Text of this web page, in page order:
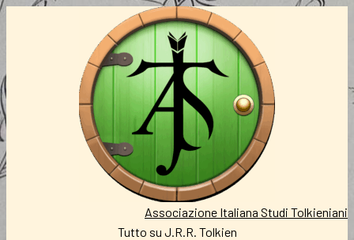
Associazione Italiana Studi Tolkieniani
Tutto su J.R.R. Tolkien